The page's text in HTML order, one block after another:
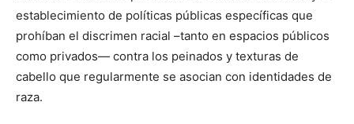
establecimiento de políticas públicas específicas que
prohíban el discrimen racial –tanto en espacios públicos
como privados— contra los peinados y texturas de
cabello que regularmente se asocian con identidades de
raza.